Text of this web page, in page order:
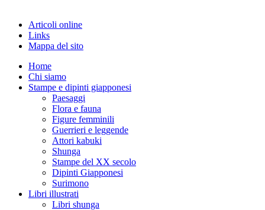
Articoli online
Links
Mappa del sito
Home
Chi siamo
Stampe e dipinti giapponesi
Paesaggi
Flora e fauna
Figure femminili
Guerrieri e leggende
Attori kabuki
Shunga
Stampe del XX secolo
Dipinti Giapponesi
Surimono
Libri illustrati
Libri shunga